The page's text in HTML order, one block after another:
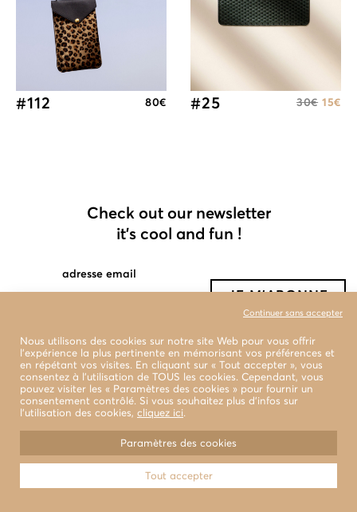
#112 80€ #25 30€ 15€
Check out our newsletter
it's cool and fun !
adresse email
privacy shipping
returns
conditions générales de vente
© 2022 LA BENJAMINE Tous droits réservés
Design & PhotographiesWEAREMB.
Nous utilisons des cookies sur notre site Web pour vous offrir
l'expérience la plus pertinente en mémorisant vos préférences et
en répétant vos visites. En cliquant sur « Tout accepter », vous
consentez à l'utilisation de TOUS les cookies. Cependant, vous
pouvez visiter les « Paramètres des cookies » pour fournir un
consentement contrôlé. Si vous souhaitez plus d’infos sur
l’utilisation des cookies, cliquez ici.
Continuer sans accepter
Paramètres des cookies
Tout accepter